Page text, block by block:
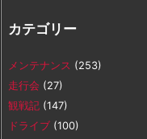
カテゴリー
メンテナンス (253)
走行会 (27)
観戦記 (147)
ドライブ (100)